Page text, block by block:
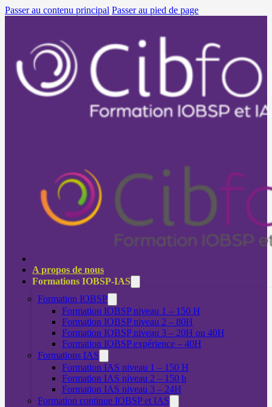
Passer au contenu principal Passer au pied de page
A propos de nous
Formations IOBSP-IAS
Formation IOBSP
Formation IOBSP niveau 1 – 150 H
Formation IOBSP niveau 2 – 80H
Formation IOBSP niveau 3 – 20H ou 40H
Formation IOBSP expérience – 40H
Formations IAS
Formation IAS niveau 1 – 150 H
Formation IAS niveau 2 – 150 h
Formation IAS niveau 3 – 24H
Formation continue IOBSP et IAS